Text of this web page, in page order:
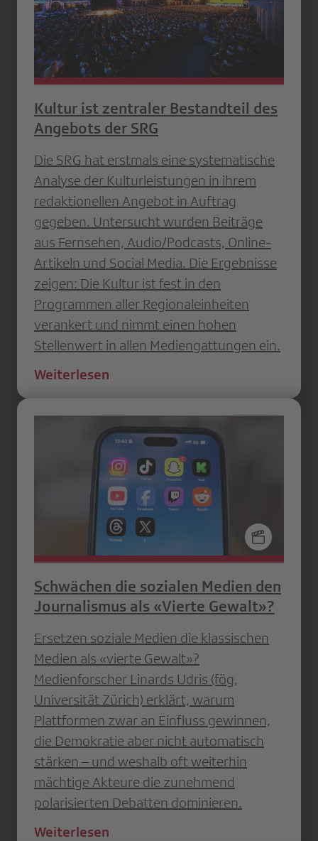
Kultur ist zentraler Bestandteil des
Angebots der SRG
Die SRG hat erstmals eine systematische
Analyse der Kulturleistungen in ihrem
redaktionellen Angebot in Auftrag
gegeben. Untersucht wurden Beiträge
aus Fernsehen, Audio/Podcasts, Online-
Artikeln und Social Media. Die Ergebnisse
zeigen: Die Kultur ist fest in den
Programmen aller Regionaleinheiten
verankert und nimmt einen hohen
Stellenwert in allen Mediengattungen ein.
Weiterlesen
Schwächen die sozialen Medien den
Journalismus als «Vierte Gewalt»?
Ersetzen soziale Medien die klassischen
Medien als «vierte Gewalt»?
Medienforscher Linards Udris (fög,
Universität Zürich) erklärt, warum
Plattformen zwar an Einfluss gewinnen,
die Demokratie aber nicht automatisch
stärken – und weshalb oft weiterhin
mächtige Akteure die zunehmend
polarisierten Debatten dominieren.
Weiterlesen